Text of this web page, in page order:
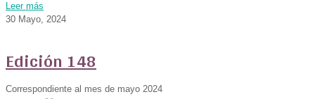
Leer más
30 Mayo, 2024
Edición 148
Correspondiente al mes de mayo 2024